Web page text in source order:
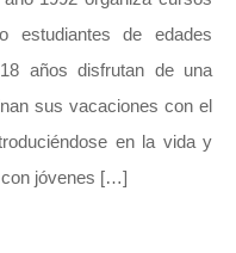
estudiantes de edades
años disfrutan de una
sus vacaciones con el
en la vida y
jóvenes […]